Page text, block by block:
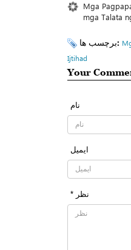
Mga
mga Talata
برچسب ها:
Ijtihad
Your
نام
ایمیل
* نظر